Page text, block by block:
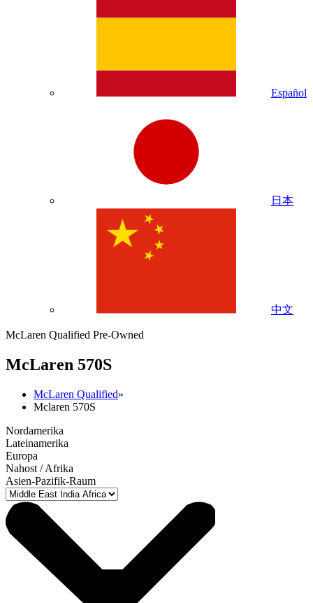
Español
日本
中文
McLaren Qualified Pre-Owned
McLaren 570S
McLaren Qualified»
Mclaren 570S
Nordamerika
Lateinamerika
Europa
Nahost / Afrika
Asien-Pazifik-Raum